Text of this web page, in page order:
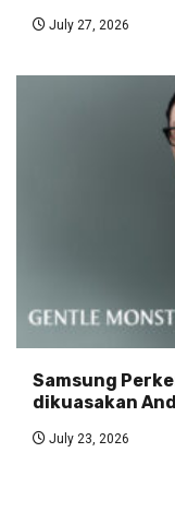
July 27, 2026
Samsung
dikuasakan
July 23, 2026